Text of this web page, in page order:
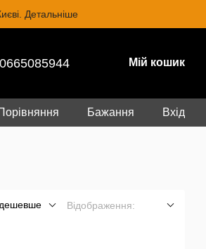
Детальніше
Мій кошик
Бажання Вхід
дешевше Відображення: